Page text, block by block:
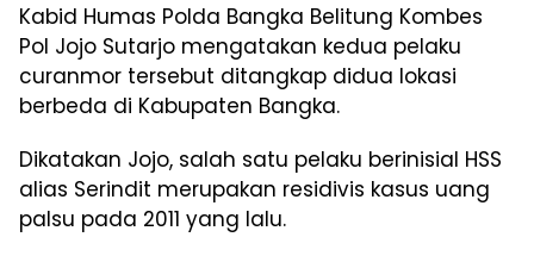
Kabid Humas Polda Bangka Belitung Kombes
Pol Jojo Sutarjo mengatakan kedua pelaku
curanmor tersebut ditangkap didua lokasi
berbeda di Kabupaten Bangka.
Dikatakan Jojo, salah satu pelaku berinisial HSS
alias Serindit merupakan residivis kasus uang
palsu pada 2011 yang lalu.